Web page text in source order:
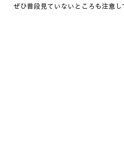
ぜひ普段見ていないところも注意し